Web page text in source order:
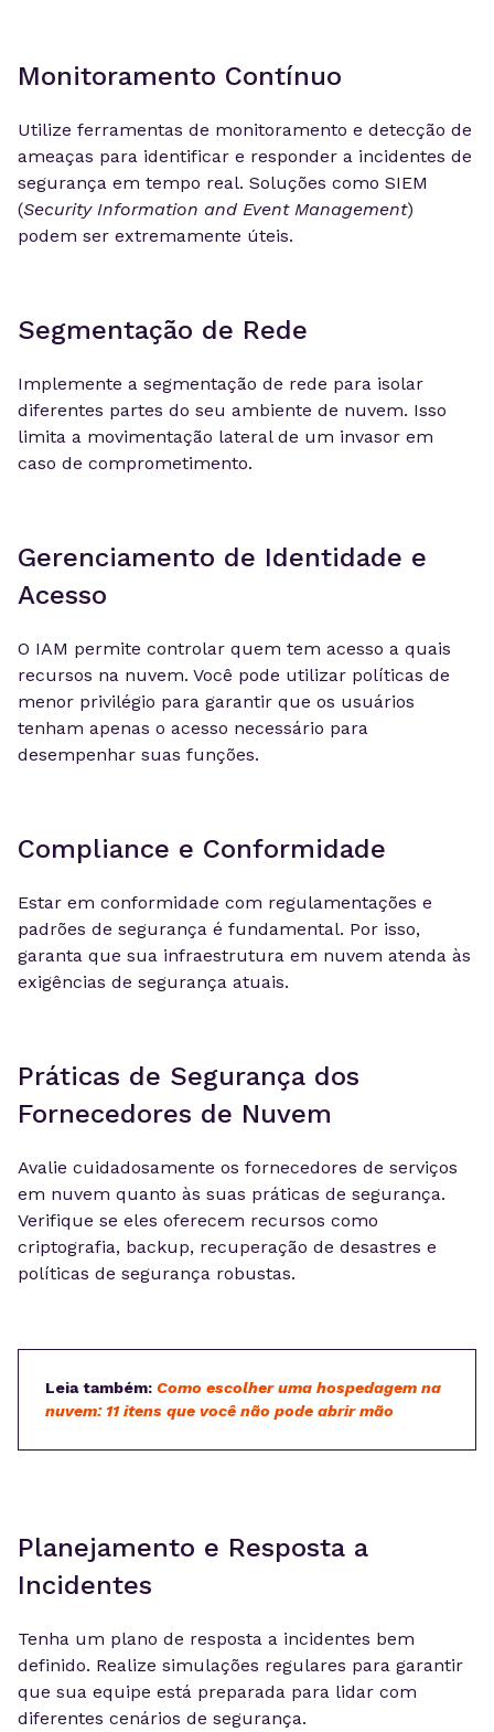
Monitoramento Contínuo
Utilize ferramentas de monitoramento e detecção de
ameaças para identificar e responder a incidentes de
segurança em tempo real. Soluções como SIEM
(Security Information and Event Management)
podem ser extremamente úteis.
Segmentação de Rede
Implemente a segmentação de rede para isolar
diferentes partes do seu ambiente de nuvem. Isso
limita a movimentação lateral de um invasor em
caso de comprometimento.
Gerenciamento de Identidade e
Acesso
O IAM permite controlar quem tem acesso a quais
recursos na nuvem. Você pode utilizar políticas de
menor privilégio para garantir que os usuários
tenham apenas o acesso necessário para
desempenhar suas funções.
Compliance e Conformidade
Estar em conformidade com regulamentações e
padrões de segurança é fundamental. Por isso,
garanta que sua infraestrutura em nuvem atenda às
exigências de segurança atuais.
Práticas de Segurança dos
Fornecedores de Nuvem
Avalie cuidadosamente os fornecedores de serviços
em nuvem quanto às suas práticas de segurança.
Verifique se eles oferecem recursos como
criptografia, backup, recuperação de desastres e
políticas de segurança robustas.
Leia também: Como escolher uma hospedagem na
nuvem: 11 itens que você não pode abrir mão
Planejamento e Resposta a
Incidentes
Tenha um plano de resposta a incidentes bem
definido. Realize simulações regulares para garantir
que sua equipe está preparada para lidar com
diferentes cenários de segurança.